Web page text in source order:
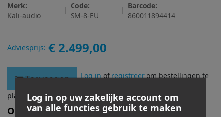
Merk:
Kali-audio
Code:
SM-8-EU
Barcode:
860011894414
Adviesprijs: € 2.499,00
Toevoegen Log in of registreerom bestellingen te
plaatsen.
Omschrijving
Log in op uw zakelijke account om
van alle functies gebruik te maken